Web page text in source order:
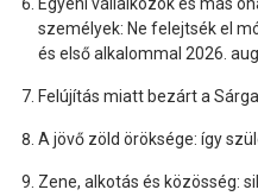
személyek: Ne felejtsék el
és első alkalommal 2026.
Felújítás miatt bezárt a
A jövő zöld öröksége: így
Zene, alkotás és közösség: